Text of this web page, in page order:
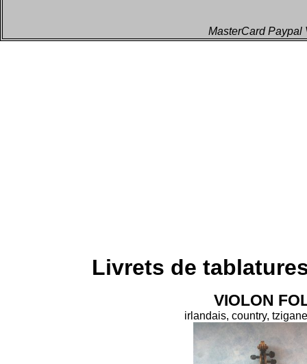
MasterCard Paypal
Livrets de
VIOLON
irlandais, country,